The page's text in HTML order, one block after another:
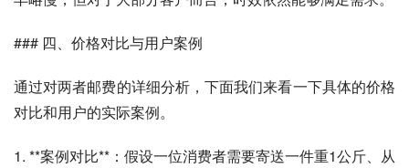
### 四、价格对比与用户案例
通过对两者邮费的详细分析，下面我们来看一下具体的价格
对比和用户的实际案例。
1. **案例对比**：假设一位消费者需要寄送一件重1公斤、从